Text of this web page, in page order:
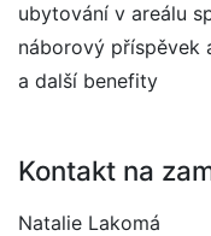
ubytování v areálu
náborový příspěvek
a další benefity
Kontakt na
Natalie Lakomá